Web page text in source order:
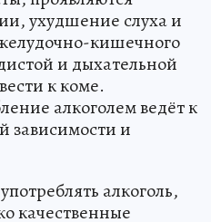
ухудшение слуха и
кишечного
и дыхательной
к коме.
алкоголем ведёт к
зависимости и
алкоголь,
качественные